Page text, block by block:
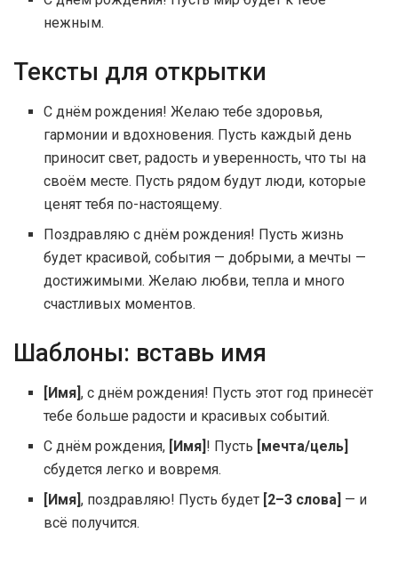
нежным.
Тексты для открытки
С днём рождения! Желаю тебе здоровья,
гармонии и вдохновения. Пусть каждый день
приносит свет, радость и уверенность, что ты на
своём месте. Пусть рядом будут люди, которые
ценят тебя по-настоящему.
Поздравляю с днём рождения! Пусть жизнь
будет красивой, события — добрыми, а мечты —
достижимыми. Желаю любви, тепла и много
счастливых моментов.
Шаблоны: вставь имя
[Имя], с днём рождения! Пусть этот год принесёт
тебе больше радости и красивых событий.
С днём рождения, [Имя] ! Пусть [мечта/цель]
сбудется легко и вовремя.
[Имя], поздравляю! Пусть будет [2–3 слова] — и
всё получится.